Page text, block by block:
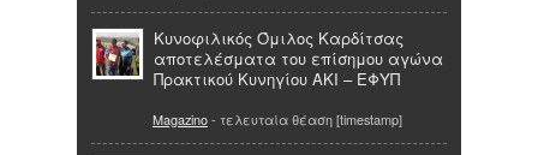
Κυνοφιλικός Όμιλος Καρδίτσας
αποτελέσματα του επίσημου αγώνα
Πρακτικού Κυνηγίου ΑΚΙ – ΕΦΥΠ
Magazino- τελευταία θέαση [timestamp]